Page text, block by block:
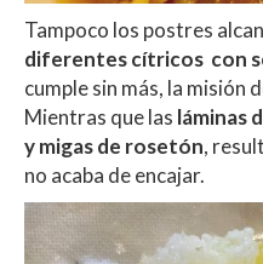
Tampoco los postres
diferentes cítricos con
cumple sin más, la misión
Mientras que las láminas
y migas de rosetón,
no acaba de encajar.